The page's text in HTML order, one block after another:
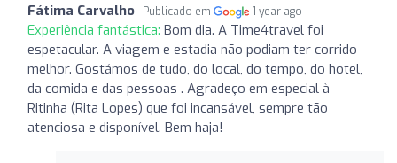
Fátima Carvalho Publicado em 1 year ago
Experiência fantástica: Bom dia. A Time4travel foi
espetacular. A viagem e estadia não podiam ter corrido
melhor. Gostámos de tudo, do local, do tempo, do hotel,
da comida e das pessoas . Agradeço em especial à
Ritinha (Rita Lopes) que foi incansável, sempre tão
atenciosa e disponível. Bem haja!